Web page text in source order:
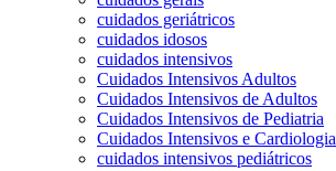
cuidados geriátricos
cuidados idosos
cuidados intensivos
Cuidados Intensivos Adultos
Cuidados Intensivos de Adultos
Cuidados Intensivos de Pediatria
Cuidados Intensivos e Cardiologia
cuidados intensivos pediátricos